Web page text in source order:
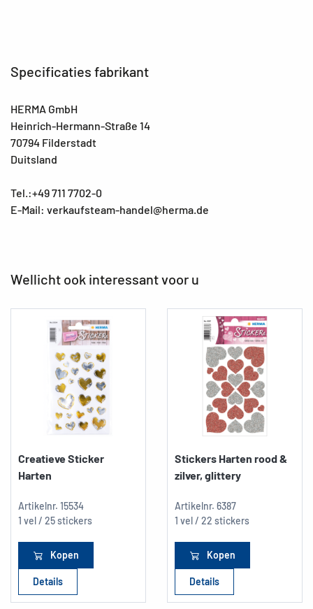
Specificaties fabrikant
HERMA GmbH
Heinrich-Hermann-Straße 14
70794 Filderstadt
Duitsland
Tel.:+49 711 7702-0
E-Mail: verkaufsteam-handel@herma.de
Wellicht ook interessant voor u
Creatieve Sticker
Harten
Artikelnr. 15534
1 vel / 25 stickers
Kopen
Details
Stickers Harten rood &
zilver, glittery
Artikelnr. 6387
1 vel / 22 stickers
Kopen
Details